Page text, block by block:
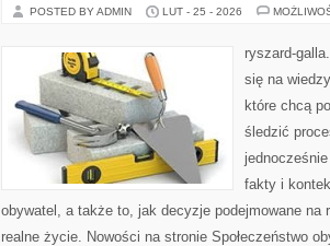
POSTED BY ADMIN LUT - 25 - 2026
ryszard-
się na
które chcą
śledzić
fakty i
obywatel, a także to, jak decyzje podejmowane na
realne życie. Nowości na stronie Społeczeństwo